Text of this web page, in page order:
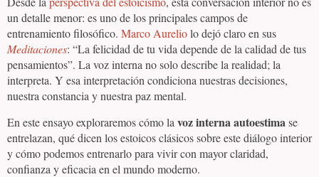
un detalle menor: es uno de los principales campos de
entrenamiento filosófico. Marco Aureliolo dejó claro en sus
Meditaciones: “La felicidad de tu vida depende de la calidad de tus
pensamientos”. La voz interna no solo describe la realidad; la
interpreta. Y esa interpretación condiciona nuestras decisiones,
nuestra constancia y nuestra paz mental.
En este ensayo exploraremos cómo la voz interna autoestimase
entrelazan, qué dicen los estoicos clásicos sobre este diálogo interior
y cómo podemos entrenarlo para vivir con mayor claridad,
confianza y eficacia en el mundo moderno.